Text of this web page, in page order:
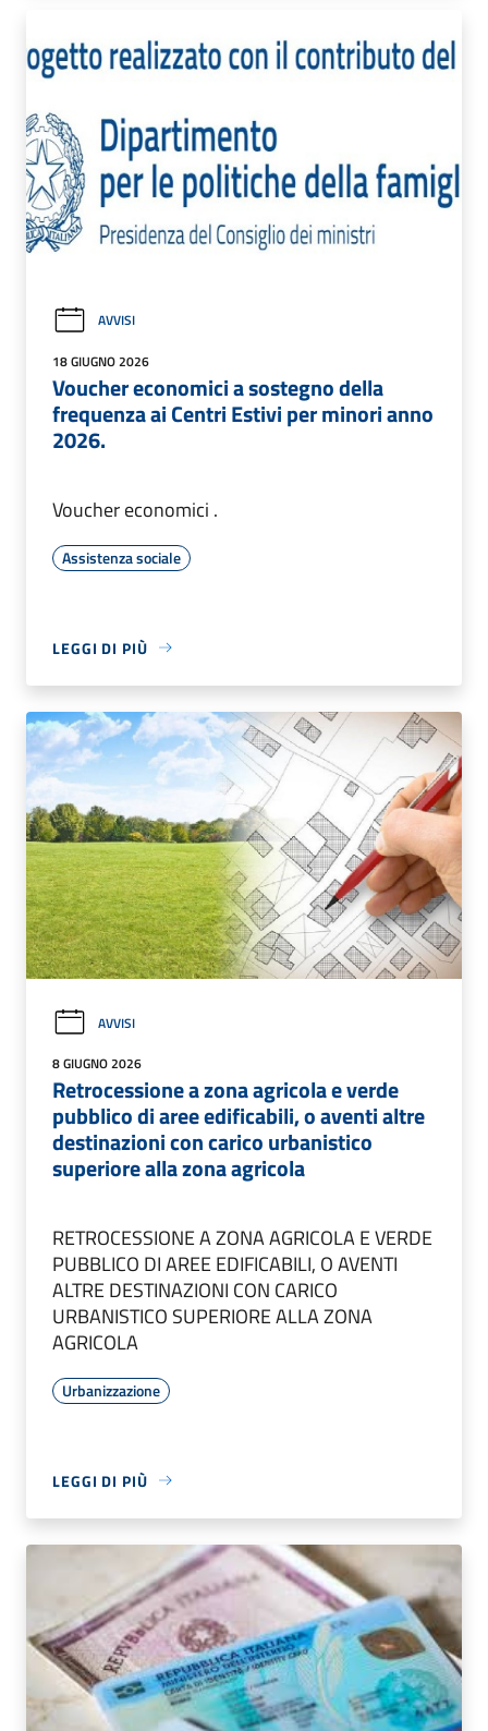
AVVISI
18 GIUGNO 2026
Voucher economici a sostegno della
frequenza ai Centri Estivi per minori anno
2026.
Voucher economici .
Assistenza sociale
LEGGI DI PIÙ
AVVISI
8 GIUGNO 2026
Retrocessione a zona agricola e verde
pubblico di aree edificabili, o aventi altre
destinazioni con carico urbanistico
superiore alla zona agricola
RETROCESSIONE A ZONA AGRICOLA E VERDE
PUBBLICO DI AREE EDIFICABILI, O AVENTI
ALTRE DESTINAZIONI CON CARICO
URBANISTICO SUPERIORE ALLA ZONA
AGRICOLA
Urbanizzazione
LEGGI DI PIÙ